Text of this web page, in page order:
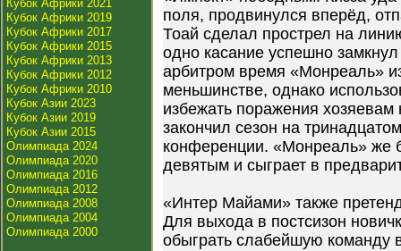
Кубок Африки 2021
Кубок Африки 2019
Кубок Африки 2017
Кубок Африки 2015
Кубок Африки 2013
Кубок Африки 2012
Кубок Африки 2010
Кубок Азии 2023
Кубок Азии 2019
Кубок Азии 2015
Олимпиада 2024
Олимпиада 2020
Олимпиада 2016
Олимпиада 2012
Олимпиада 2008
Олимпиада 2004
Олимпиада 2000
поля, продвинулся вперёд,
Тоай сделал прострел на
одно касание успешно
арбитром время «Монреаль»
меньшинстве, однако
избежать поражения
закончил сезон на
конференции. «Монреаль» же
девятым и сыграет в
«Интер Майами» также
Для выхода в постсизон
обыграть слабейшую команду